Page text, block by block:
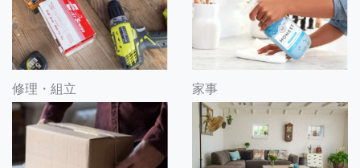
修理・組立 家事